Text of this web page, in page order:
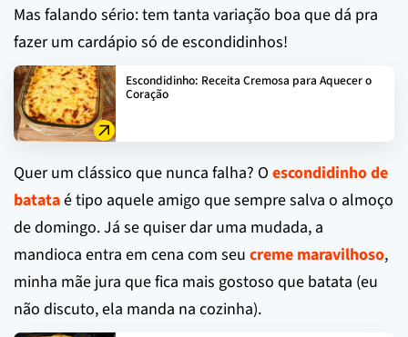
Mas falando sério: tem tanta variação boa que dá pra
fazer um cardápio só de escondidinhos!
Escondidinho: Receita Cremosa para Aquecer o
Coração
Quer um clássico que nunca falha? O escondidinho de
batataé tipo aquele amigo que sempre salva o almoço
de domingo. Já se quiser dar uma mudada, a
mandioca entra em cena com seu creme maravilhoso,
minha mãe jura que fica mais gostoso que batata (eu
não discuto, ela manda na cozinha).